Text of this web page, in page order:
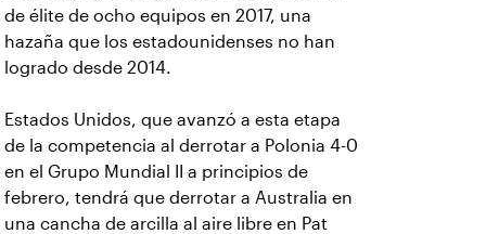
de élite de ocho equipos en 2017, una
hazaña que los estadounidenses no han
logrado desde 2014.
Estados Unidos, que avanzó a esta etapa
de la competencia al derrotar a Polonia 4-0
en el Grupo Mundial II a principios de
febrero, tendrá que derrotar a Australia en
una cancha de arcilla al aire libre en Pat